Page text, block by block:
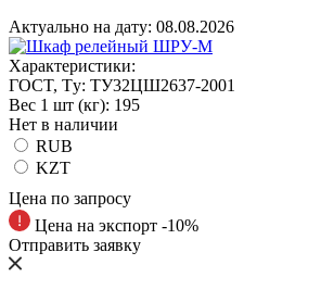
Актуально на дату: 08.08.2026
Характеристики:
ГOCT, Tу: ТУ32ЦШ2637-2001
Вес 1 шт (кг): 195
Нет в наличии
RUB
KZT
Цена по запросу
Цена на экспорт -10%
Отправить заявку